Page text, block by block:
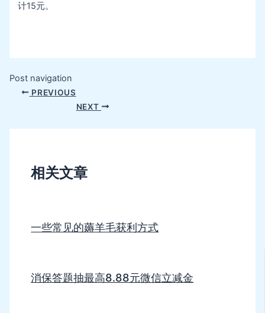
计15元。
Post navigation
PREVIOUS
NEXT
相关文章
一些常见的薅羊毛获利方式
消保答题抽最高8.88元微信立减金